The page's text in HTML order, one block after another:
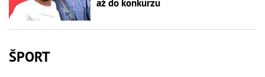
až do konkurzu
ŠPORT